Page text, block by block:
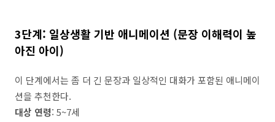
3단계: 일상생활 기반 애니메이션 (문장 이해력이 높
아진 아이)
이 단계에서는 좀 더 긴 문장과 일상적인 대화가 포함된 애니메이
션을 추천한다.
대상 연령: 5~7세